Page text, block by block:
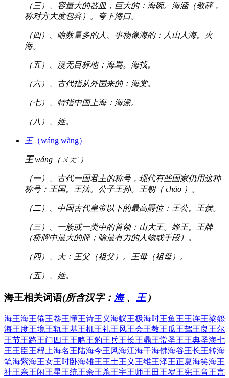
（三）、容量大的器皿，巨大的：海碗。海涵（敬辞，
称对方大度包容）。夸下海口。
（四）、喻数量多的人、事物像海的：人山人海。火
海。
（五）、漫无目标地：海骂。海找。
（六）、古代指从外国来的：海棠。
（七）、特指中国上海：海派。
（八）、姓。
王（wáng wàng）
王wáng（ㄨㄤˊ）
（一）、古代一国君主的称号，现代有些国家仍用这种
称号：王国。王法。公子王孙。王朝（ cháo ）。
（二）、中国古代皇帝以下的最高爵位：王公。王侯。
（三）、一族或一类中的首领：山大王。蜂王。王牌
（桥牌中最大的牌；喻最有力的人物或手段）。
（四）、大：王父（祖父）。王母（祖母）。
（五）、姓。
海王相关词语(所含汉字： 海、 王)
海王海王倦王卷王懂王诗王 义海蚁王极海时王鱼王王连王梁怨
海王度王境王轨王基王机王礼王风王会王教王瓜王驾王良 王尔
王节王路王门 四王王略王豹王兵王长王鼎王常圣王王典圣海七
王王臣王程 上海名王陆海今王风海江海干海佛海谷王长王转海
笔海紫海王女王时卧海雄王王土王义 王维王泽王正夏海笑海王
社王亲王闲王星王统王余王杀王宇王师王田 王岁王宪王音王言